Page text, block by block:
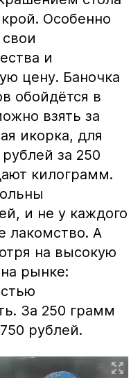
Особенно
и
цену. Баночка
обойдётся в
взять за
икорка, для
за 250
килограмм.
и не у каждого
лакомство. А
на высокую
рынке:
За 250 грамм
рублей.